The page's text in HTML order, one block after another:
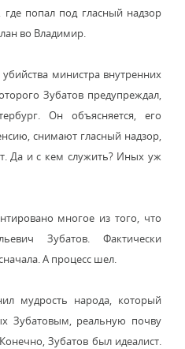
где попал под гласный надзор
во Владимир.
министра внутренних
Зубатов предупреждал,
Он объясняется, его
снимают гласный надзор,
Да и с кем служить? Иных уж
многое из того, что
Зубатов. Фактически
А процесс шел.
мудрость народа, который
Зубатовым, реальную почву
Зубатов был идеалист.